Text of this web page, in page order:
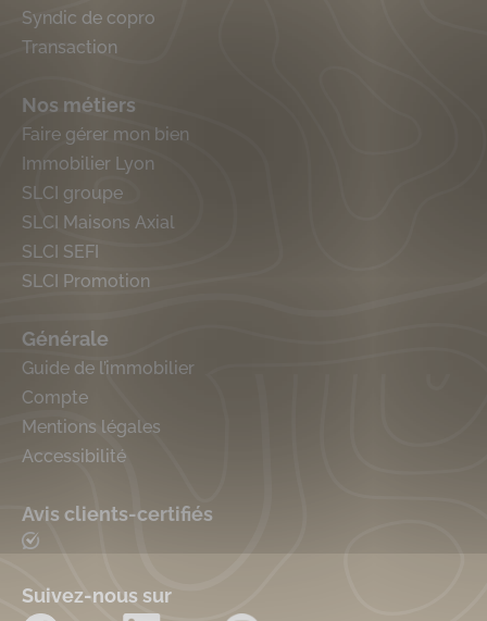
Syndic de copro
Transaction
Nos métiers
Faire gérer mon bien
Immobilier Lyon
SLCI groupe
SLCI Maisons Axial
SLCI SEFI
SLCI Promotion
Générale
Guide de l’immobilier
Compte
Mentions légales
Accessibilité
Avis clients-certifiés
Suivez-nous sur